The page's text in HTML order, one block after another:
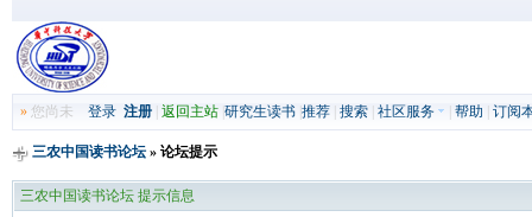
»您尚未 登录 注册| 返回主站| 研究生读书| 推荐| 搜索| 社区服务 帮助 订阅
三农中国读书论坛» 论坛提示
三农中国读书论坛 提示信息